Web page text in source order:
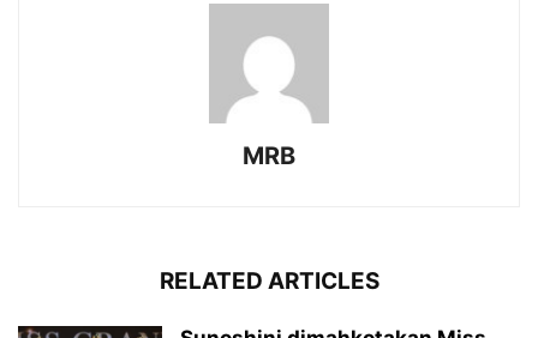
MRB
RELATED ARTICLES